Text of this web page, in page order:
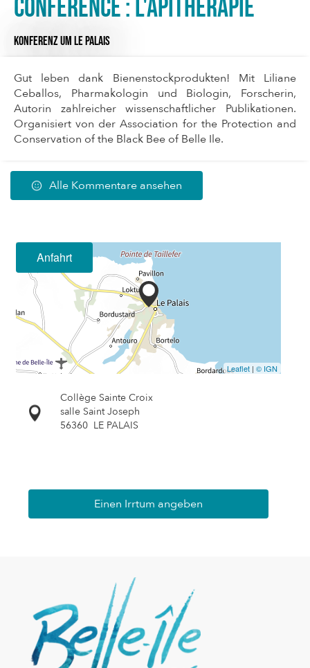
Conférence : l'apithérapie
KONFERENZUM LE PALAIS
Gut leben dank Bienenstockprodukten! Mit Liliane
Ceballos, Pharmakologin und Biologin, Forscherin,
Autorin zahlreicher wissenschaftlicher Publikationen.
Organisiert von der Association for the Protection and
Conservation of the Black Bee of Belle Ile.
Alle Kommentare ansehen
Anfahrt
Leaflet | © IGN
Collège Sainte Croix
salle Saint Joseph
56360 LE PALAIS
Einen Irrtum angeben